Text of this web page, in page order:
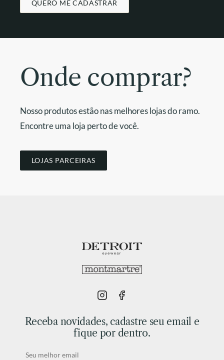
QUERO ME CADASTRAR
Onde comprar?
Nosso produtos estão nas melhores lojas do ramo.
Encontre uma loja perto de você.
LOJAS PARCEIRAS
Receba novidades, cadastre seu email e
fique por dentro.